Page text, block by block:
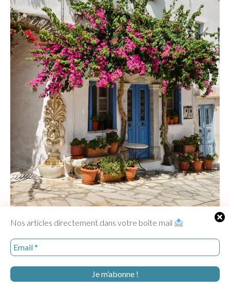
Nos articles directement dans votre boîte mail